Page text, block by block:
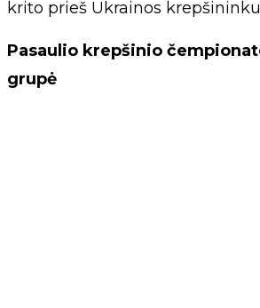
krito prieš Ukrainos
Pasaulio krepšinio
grupė